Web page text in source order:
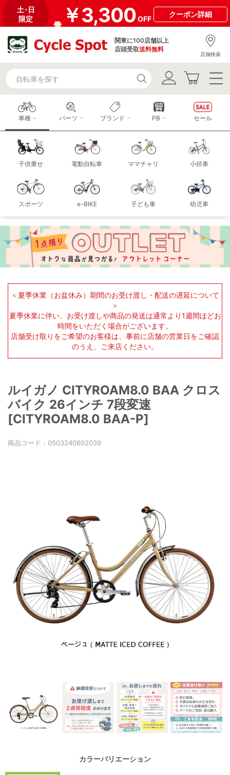
土･日
限定
￥3,300OFF
クーポン詳細
関東に100店舗以上
店頭受取送料無料
店舗検索
車種
子供乗せ 電動自転車 ママチャリ 小径車
スポーツ e-BIKE 子ども車 幼児車
パーツ ブランド PB セール
＜夏季休業（お盆休み）期間のお受け渡し・配送の遅延について
＞
夏季休業に伴い、お受け渡しや商品の発送は通常より1週間ほどお
時間をいただく場合がございます。
店舗受け取りをご希望のお客様は、事前に店舗の営業日をご確認
のうえ、ご来店ください。
ルイガノ CITYROAM8.0 BAA クロス
バイク 26インチ 7段変速
[CITYROAM8.0 BAA-P]
商品コード： 0503240602039
カラーバリエーション